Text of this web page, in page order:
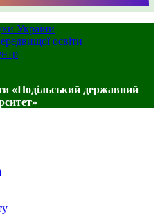
України
освіти
«Подільський державний